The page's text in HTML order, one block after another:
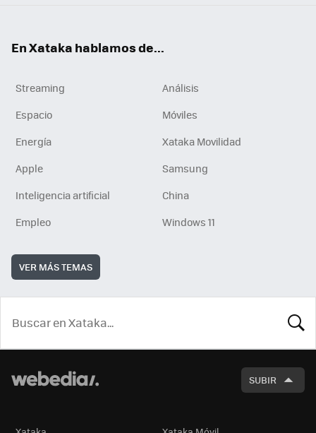
En Xataka hablamos de...
Streaming
Análisis
Espacio
Móviles
Energía
Xataka Movilidad
Apple
Samsung
Inteligencia artificial
China
Empleo
Windows 11
VER MÁS TEMAS
SUBIR